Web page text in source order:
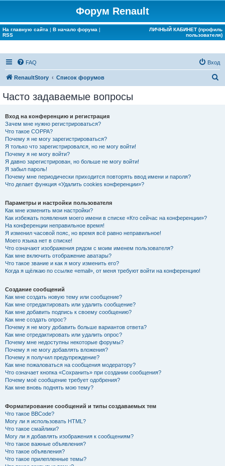
Форум Renault
На главную сайта | В начало форума |
RSS
ЛИЧНЫЙ КАБИНЕТ (профиль
пользователя)
FAQ Вход
RenaultStory Список форумов
Часто задаваемые вопросы
Вход на конференцию и регистрация
Зачем мне нужно регистрироваться?
Что такое COPPA?
Почему я не могу зарегистрироваться?
Я только что зарегистрировался, но не могу войти!
Почему я не могу войти?
Я давно зарегистрирован, но больше не могу войти!
Я забыл пароль!
Почему мне периодически приходится повторять ввод имени и пароля?
Что делает функция «Удалить cookies конференции»?
Параметры и настройки пользователя
Как мне изменить мои настройки?
Как избежать появления моего имени в списке «Кто сейчас на конференции»?
На конференции неправильное время!
Я изменил часовой пояс, но время всё равно неправильное!
Моего языка нет в списке!
Что означают изображения рядом с моим именем пользователя?
Как мне включить отображение аватары?
Что такое звание и как я могу изменить его?
Когда я щёлкаю по ссылке «email», от меня требуют войти на конференцию!
Создание сообщений
Как мне создать новую тему или сообщение?
Как мне отредактировать или удалить сообщение?
Как мне добавить подпись к своему сообщению?
Как мне создать опрос?
Почему я не могу добавить больше вариантов ответа?
Как мне отредактировать или удалить опрос?
Почему мне недоступны некоторые форумы?
Почему я не могу добавлять вложения?
Почему я получил предупреждение?
Как мне пожаловаться на сообщения модератору?
Что означает кнопка «Сохранить» при создании сообщения?
Почему моё сообщение требует одобрения?
Как мне вновь поднять мою тему?
Форматирование сообщений и типы создаваемых тем
Что такое BBCode?
Могу ли я использовать HTML?
Что такое смайлики?
Могу ли я добавлять изображения к сообщениям?
Что такое важные объявления?
Что такое объявления?
Что такое прилепленные темы?